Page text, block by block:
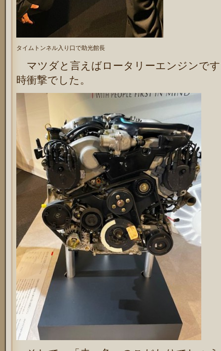
タイムトンネル入り口で助光館長
マツダと言えばロータリーエンジンで
時衝撃でした。